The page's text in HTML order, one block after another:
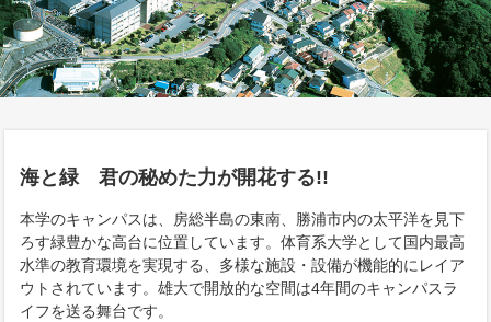
ホーム
大学案内
資格・就職
キャンパスライフ
海と緑 君の秘めた力が開花する!!
本学のキャンパスは、房総半島の東南、勝浦市内の太平洋を見下
ろす緑豊かな高台に位置しています。体育系大学として国内最高
水準の教育環境を実現する、多様な施設・設備が機能的にレイア
ウトされています。雄大で開放的な空間は4年間のキャンパスラ
イフを送る舞台です。